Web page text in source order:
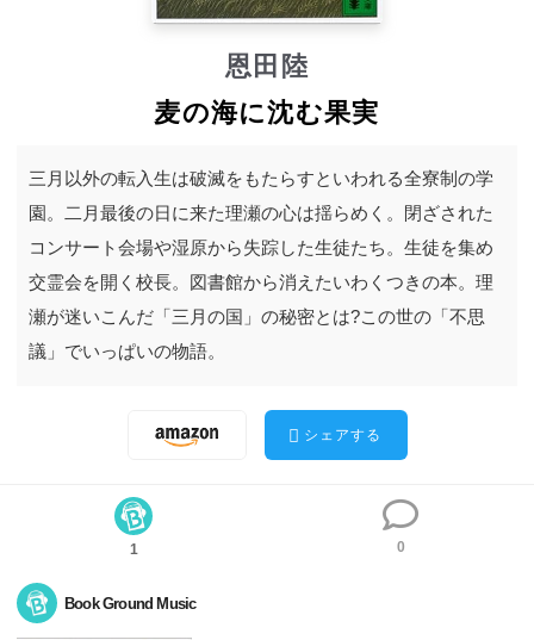
恩田陸
麦の海に沈む果実
三月以外の転入生は破滅をもたらすといわれる全寮制の学
園。二月最後の日に来た理瀬の心は揺らめく。閉ざされた
コンサート会場や湿原から失踪した生徒たち。生徒を集め
交霊会を開く校長。図書館から消えたいわくつきの本。理
瀬が迷いこんだ「三月の国」の秘密とは?この世の「不思
議」でいっぱいの物語。
シェアする
1 0
Book Ground Music